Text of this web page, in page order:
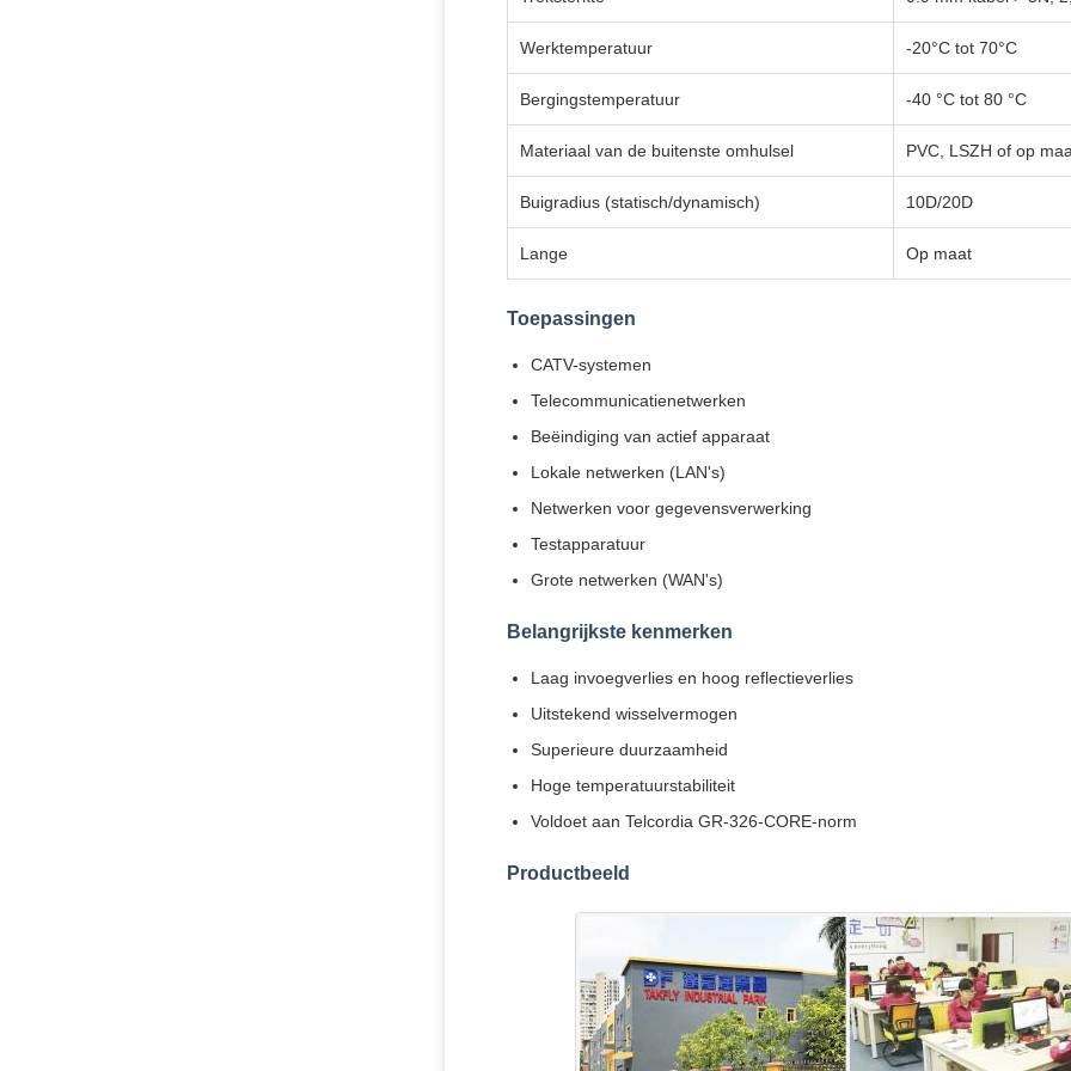
Werktemperatuur -20°C tot 70°C
Bergingstemperatuur -40 °C tot 80 °C
Materiaal van de buitenste omhulsel PVC, LSZH of op
Buigradius (statisch/dynamisch) 10D/20D
Lange Op maat
Toepassingen
CATV-systemen
Telecommunicatienetwerken
Beëindiging van actief apparaat
Lokale netwerken (LAN's)
Netwerken voor gegevensverwerking
Testapparatuur
Grote netwerken (WAN's)
Belangrijkste kenmerken
Laag invoegverlies en hoog reflectieverlies
Uitstekend wisselvermogen
Superieure duurzaamheid
Hoge temperatuurstabiliteit
Voldoet aan Telcordia GR-326-CORE-norm
Productbeeld